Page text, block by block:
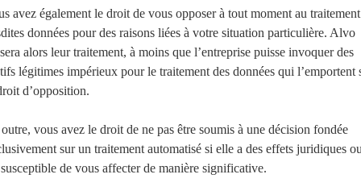
avez également le droit de vous opposer à tout moment au traitement
données pour des raisons liées à votre situation particulière. Alvo
alors leur traitement, à moins que l’entreprise puisse invoquer des
légitimes impérieux pour le traitement des données qui l’emportent
d’opposition.
vous avez le droit de ne pas être soumis à une décision fondée
sur un traitement automatisé si elle a des effets juridiques
de vous affecter de manière significative.